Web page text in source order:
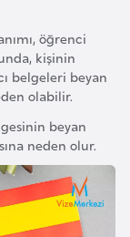
öğrenci
kişinin
belgeleri beyan
olabilir.
beyan
neden olur.